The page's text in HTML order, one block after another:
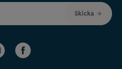
Skicka